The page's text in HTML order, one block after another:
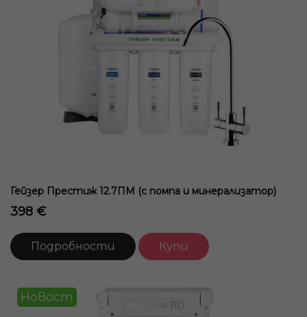
Гейзер Престиж 12.7ПМ (с помпа и минерализатор)
398 €
Подробности Купи
Новост